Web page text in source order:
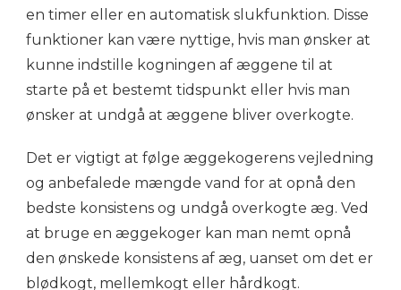
en timer eller en automatisk slukfunktion. Disse
funktioner kan være nyttige, hvis man ønsker at
kunne indstille kogningen af æggene til at
starte på et bestemt tidspunkt eller hvis man
ønsker at undgå at æggene bliver overkogte.
Det er vigtigt at følge æggekogerens vejledning
og anbefalede mængde vand for at opnå den
bedste konsistens og undgå overkogte æg. Ved
at bruge en æggekoger kan man nemt opnå
den ønskede konsistens af æg, uanset om det er
blødkogt, mellemkogt eller hårdkogt.